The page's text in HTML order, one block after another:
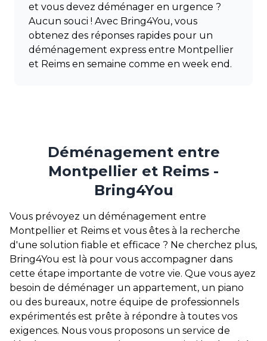
et vous devez déménager en urgence ?
Aucun souci ! Avec Bring4You, vous
obtenez des réponses rapides pour un
déménagement express entre Montpellier
et Reims en semaine comme en week end.
Déménagement entre
Montpellier et Reims -
Bring4You
Vous prévoyez un déménagement entre
Montpellier et Reims et vous êtes à la recherche
d'une solution fiable et efficace ? Ne cherchez plus,
Bring4You est là pour vous accompagner dans
cette étape importante de votre vie. Que vous ayez
besoin de déménager un appartement, un piano
ou des bureaux, notre équipe de professionnels
expérimentés est prête à répondre à toutes vos
exigences. Nous vous proposons un service de